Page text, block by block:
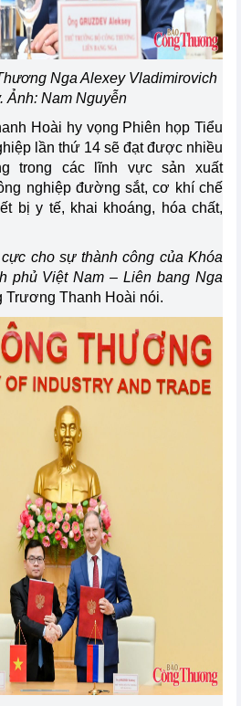
Nga Alexey Vladimirovich
Ảnh: Nam Nguyễn
Hoài hy vọng Phiên họp Tiểu
lần thứ 14 sẽ đạt được nhiều
trong các lĩnh vực sản xuất
nghiệp đường sắt, cơ khí chế
bị y tế, khai khoáng, hóa chất,
cho sự thành công của Khóa
phủ Việt Nam – Liên bang Nga
Trương Thanh Hoài nói.